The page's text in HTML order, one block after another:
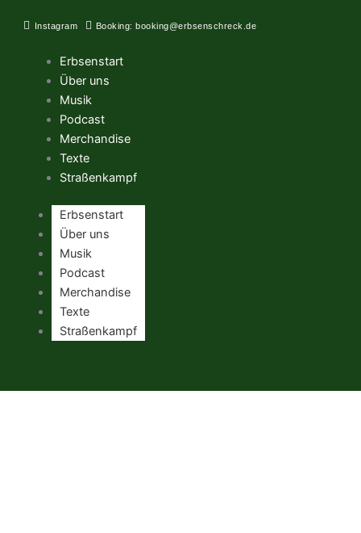
Inhalt
Instagram Booking: booking@erbsenschreck.de
Erbsenstart
Über uns
Musik
Podcast
Merchandise
Texte
Straßenkampf
Erbsenstart
Über uns
Musik
Podcast
Merchandise
Texte
Straßenkampf